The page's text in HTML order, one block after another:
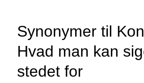
Synonymer til
Hvad man kan
stedet for